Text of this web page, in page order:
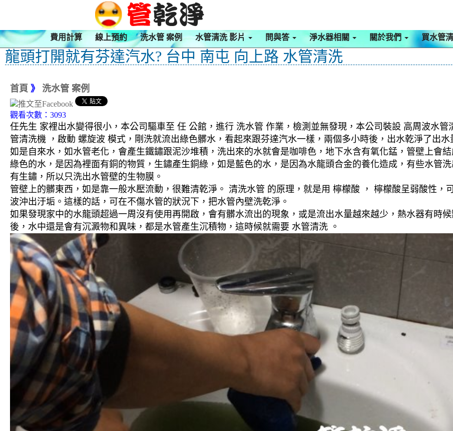
費用計算 線上預約 洗水管 案例 水管清洗 影片 問與答 淨水器相關 關於我們 買水管
龍頭打開就有芬達汽水? 台中 南屯 向上路 水管清洗
首頁 》 洗水管 案例
觀看次數：3093
任先生 家裡出水變得很小，本公司驅車至 任 公館，進行 洗水管 作業，檢測並無發現，本公司裝設 高周波水
管清洗機 ，啟動 螺旋波 模式，剛洗就流出綠色髒水，看起來跟芬達汽水一樣，兩個多小時後，出水乾淨了出水
如是自來水，如水管老化，會產生鐵鏽跟泥沙堆積，洗出來的水就會是咖啡色，地下水含有氧化錳，管壁上會
綠色的水，是因為裡面有銅的物質，生鏽產生銅綠，如是藍色的水，是因為水龍頭合金的養化造成，有些水管
有生鏽，所以只洗出水管壁的生物膜。
管壁上的髒東西，如是靠一般水壓流動，很難清乾淨。 清洗水管 的原理，就是用 檸檬酸 ， 檸檬酸呈弱酸性，
波沖出汙垢。這樣的話，可在不傷水管的狀況下，把水管內壁洗乾淨。
如果發現家中的水龍頭超過一周沒有使用再開啟，會有髒水流出的現象，或是流出水量越來越少，熱水器有時
後，水中還是會有沉澱物和異味，都是水管產生沉積物，這時候就需要 水管清洗 。